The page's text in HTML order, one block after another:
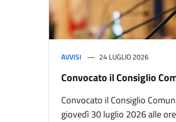
AVVISI 24 LUGLIO 2026
Convocato il Consiglio
Convocato il Consiglio
giovedì 30 luglio 2026 alle